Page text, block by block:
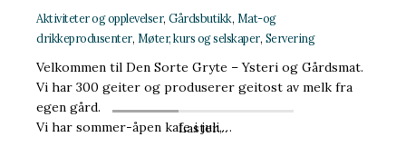
Aktiviteter og opplevelser, Gårdsbutikk, Mat-og
drikkeprodusenter, Møter, kurs og selskaper, Servering
Velkommen til Den Sorte Gryte – Ysteri og Gårdsmat.
Vi har 300 geiter og produserer geitost av melk fra
egen gård.
Vi har sommer-åpen kafe i juli,…